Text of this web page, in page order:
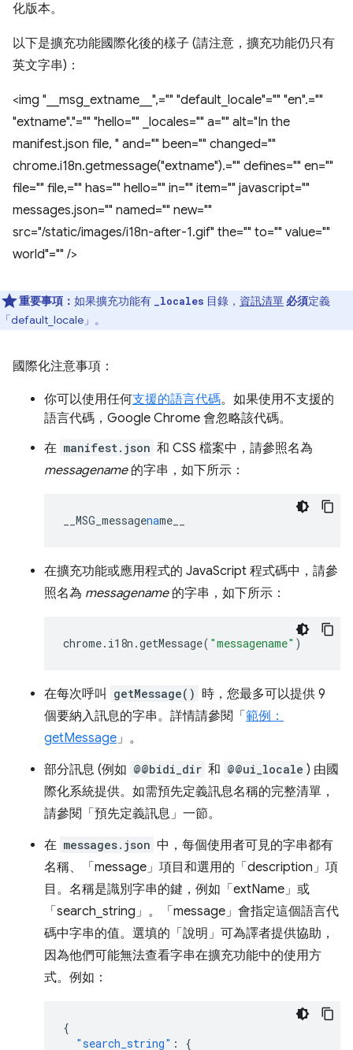
化版本。
以下是擴充功能國際化後的樣子 (請注意，擴充功能仍只有
英文字串)：
<img "__msg_extname__",="" "default_locale"="" "en".=""
"extname"."="" "hello="" _locales="" a="" alt="In the
manifest.json file, " and="" been="" changed=""
chrome.i18n.getmessage("extname").="" defines="" en=""
file="" file,="" has="" hello="" in="" item="" javascript=""
messages.json="" named="" new=""
src="/static/images/i18n-after-1.gif" the="" to="" value=""
world"="" />
重要事項： 如果擴充功能有 _locales 目錄， 資訊清單 必須定義
「default_locale」。
國際化注意事項：
你可以使用任何支援的語言代碼。如果使用不支援的
語言代碼，Google Chrome 會忽略該代碼。
在 manifest.json 和 CSS 檔案中，請參照名為
messagename的字串，如下所示：
__MSG_messagename__
在擴充功能或應用程式的 JavaScript 程式碼中，請參
照名為 messagename的字串，如下所示：
chrome. i18n .getMessage( "messagename" )
在每次呼叫 getMessage() 時，您最多可以提供 9
個要納入訊息的字串。詳情請參閱「 範例：
getMessage」。
部分訊息 (例如 @@bidi_dir 和 @@ui_locale ) 由國
際化系統提供。如需預先定義訊息名稱的完整清單，
請參閱「預先定義訊息」 一節。
在 messages.json 中，每個使用者可見的字串都有
名稱、「message」項目和選用的「description」項
目。名稱是識別字串的鍵，例如「extName」或
「search_string」。「message」會指定這個語言代
碼中字串的值。選填的「說明」可為譯者提供協助，
因為他們可能無法查看字串在擴充功能中的使用方
式。例如：
{
"search_string" :
{